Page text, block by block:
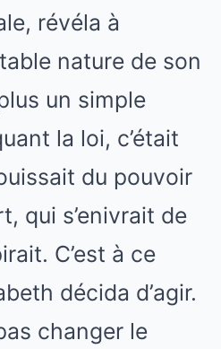
révéla à
nature de son
un simple
la loi, c’était
du pouvoir
qui s’enivrait de
C’est à ce
décida d’agir.
changer le